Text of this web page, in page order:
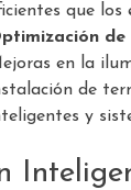
que los
de
en la
de
y